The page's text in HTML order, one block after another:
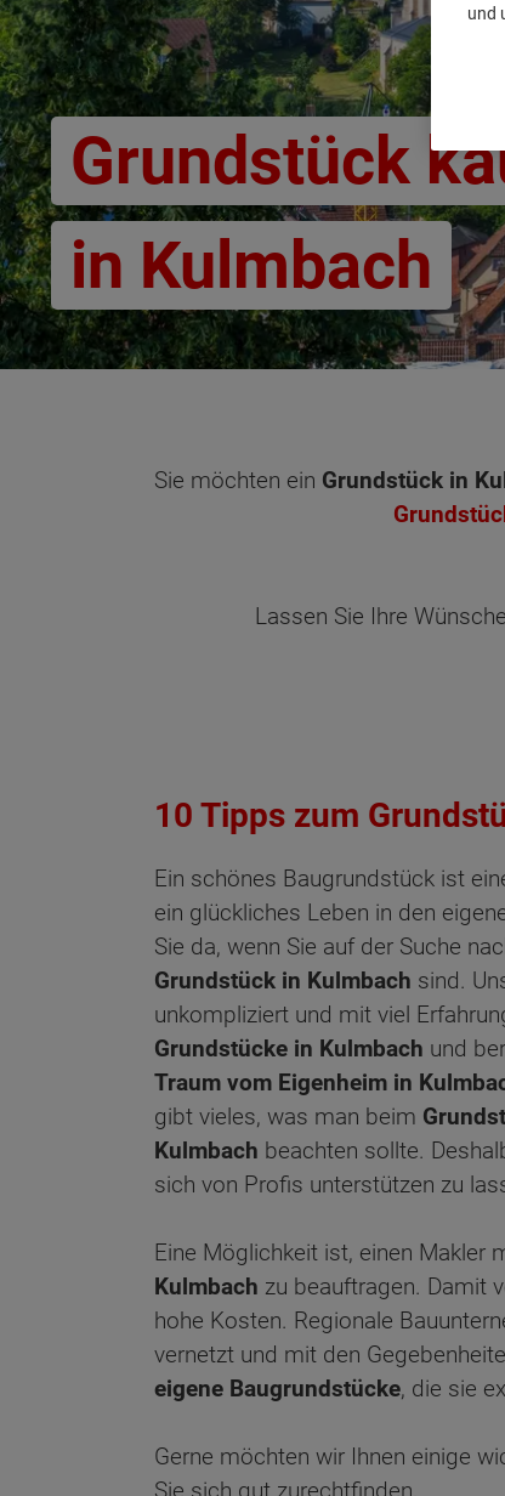
Grundstück
in Kulmbach
Sie möchten ein Grundstück in
Lassen Sie Ihre
10 Tipps zum
Ein schönes Baugrundstück ist
ein glückliches Leben in den
Sie da, wenn Sie auf der Suche
Grundstück in Kulmbach sind.
unkompliziert und mit viel
Grundstücke in Kulmbach und
Traum vom Eigenheim in
gibt vieles, was man beim
Kulmbach beachten sollte.
sich von Profis unterstützen zu
Eine Möglichkeit ist, einen Makler
Kulmbach zu beauftragen. Damit
hohe Kosten. Regionale
vernetzt und mit den
eigene Baugrundstücke, die sie
Gerne möchten wir Ihnen einige
Sie sich gut zurechtfinden.
und